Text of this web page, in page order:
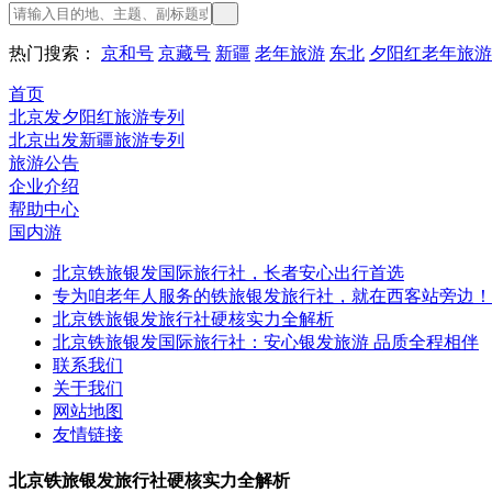
热门搜索： 京和号 京藏号 新疆 老年旅游 东北 夕阳红老年旅
首页
北京发夕阳红旅游专列
北京出发新疆旅游专列
旅游公告
企业介绍
帮助中心
国内游
北京铁旅银发国际旅行社，长者安心出行首选
专为咱老年人服务的铁旅银发旅行社，就在西客站旁边！
北京铁旅银发旅行社硬核实力全解析
北京铁旅银发国际旅行社：安心银发旅游 品质全程相伴
联系我们
关于我们
网站地图
友情链接
北京铁旅银发旅行社硬核实力全解析